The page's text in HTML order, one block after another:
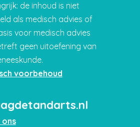
de inhoud is niet
als medisch advies of
voor medisch advies
geen uitoefening van
voorbehoud
ons